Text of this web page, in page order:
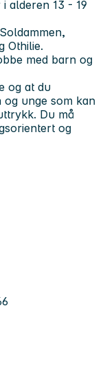
alderen 13 - 19
Othilie.
med barn og
og at du
unge som kan
Du må
og